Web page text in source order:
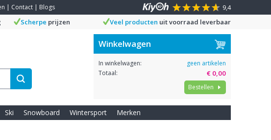
| Contact | Blogs
9,4
Scherpe prijzen Veel producten uit voorraad leverbaar
Winkelwagen
In winkelwagen:
geen artikelen
Totaal:
€ 0,00
Bestellen
Ski Snowboard Wintersport Merken